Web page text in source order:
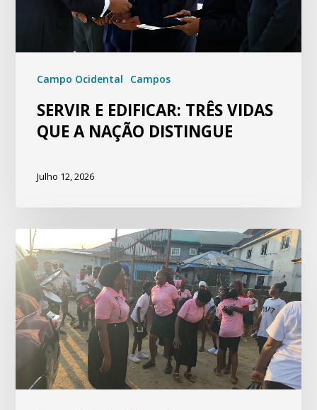
Campo Ocidental Campos
SERVIR E EDIFICAR: TRÊS VIDAS
QUE A NAÇÃO DISTINGUE
Julho 12, 2026